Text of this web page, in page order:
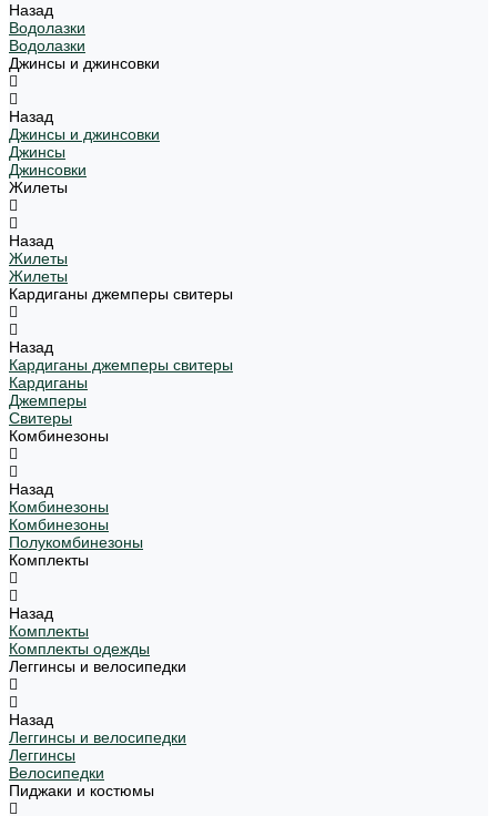
Назад
Водолазки
Водолазки
Джинсы и джинсовки
Назад
Джинсы и джинсовки
Джинсы
Джинсовки
Жилеты
Назад
Жилеты
Жилеты
Кардиганы джемперы свитеры
Назад
Кардиганы джемперы свитеры
Кардиганы
Джемперы
Свитеры
Комбинезоны
Назад
Комбинезоны
Комбинезоны
Полукомбинезоны
Комплекты
Назад
Комплекты
Комплекты одежды
Леггинсы и велосипедки
Назад
Леггинсы и велосипедки
Леггинсы
Велосипедки
Пиджаки и костюмы